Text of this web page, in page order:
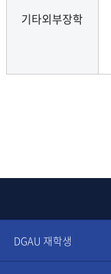
기타외부장학
DGAU 재학생